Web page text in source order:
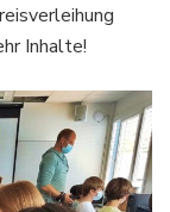
Inhalte!